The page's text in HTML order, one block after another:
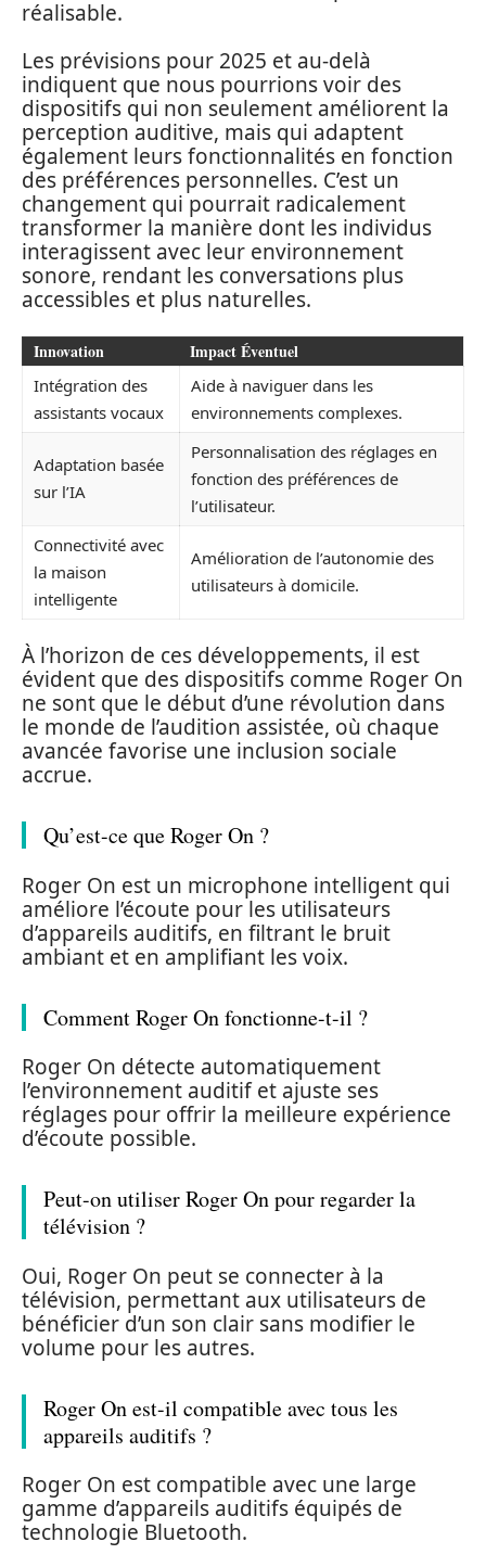
réalisable.
Les prévisions pour 2025 et au-delà
indiquent que nous pourrions voir des
dispositifs qui non seulement améliorent la
perception auditive, mais qui adaptent
également leurs fonctionnalités en fonction
des préférences personnelles. C’est un
changement qui pourrait radicalement
transformer la manière dont les individus
interagissent avec leur environnement
sonore, rendant les conversations plus
accessibles et plus naturelles.
Innovation Impact Éventuel
Intégration des
assistants vocaux
Aide à naviguer dans les
environnements complexes.
Adaptation basée
sur l’IA
Personnalisation des réglages en
fonction des préférences de
l’utilisateur.
Connectivité avec
la maison
intelligente
Amélioration de l’autonomie des
utilisateurs à domicile.
À l’horizon de ces développements, il est
évident que des dispositifs comme Roger On
ne sont que le début d’une révolution dans
le monde de l’audition assistée, où chaque
avancée favorise une inclusion sociale
accrue.
Qu’est-ce que Roger On ?
Roger On est un microphone intelligent qui
améliore l’écoute pour les utilisateurs
d’appareils auditifs, en filtrant le bruit
ambiant et en amplifiant les voix.
Comment Roger On fonctionne-t-il ?
Roger On détecte automatiquement
l’environnement auditif et ajuste ses
réglages pour offrir la meilleure expérience
d’écoute possible.
Peut-on utiliser Roger On pour regarder la
télévision ?
Oui, Roger On peut se connecter à la
télévision, permettant aux utilisateurs de
bénéficier d’un son clair sans modifier le
volume pour les autres.
Roger On est-il compatible avec tous les
appareils auditifs ?
Roger On est compatible avec une large
gamme d’appareils auditifs équipés de
technologie Bluetooth.